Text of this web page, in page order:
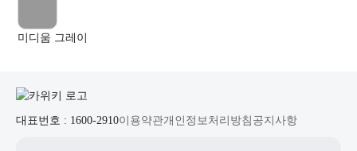
미디움 그레이
대표번호 : 1600-2910이용약관개인정보처리방침 공지사항